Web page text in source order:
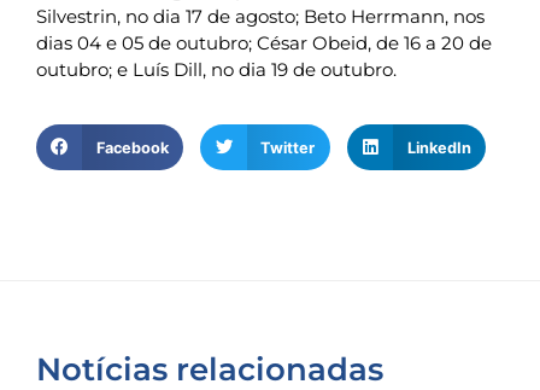
Silvestrin, no dia 17 de agosto; Beto Herrmann, nos
dias 04 e 05 de outubro; César Obeid, de 16 a 20 de
outubro; e Luís Dill, no dia 19 de outubro.
Facebook Twitter LinkedIn
Notícias relacionadas